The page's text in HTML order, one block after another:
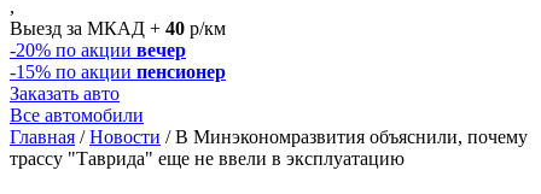
,
Выезд за МКАД + 40 р/км
-20% по акции вечер
-15% по акции пенсионер
Заказать авто
Все автомобили
Главная /Новости /В Минэкономразвития объяснили, почему
трассу "Таврида" еще не ввели в эксплуатацию